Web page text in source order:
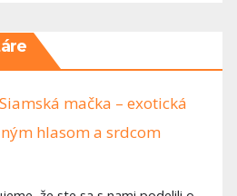
mačka – exotická
hlasom a srdcom